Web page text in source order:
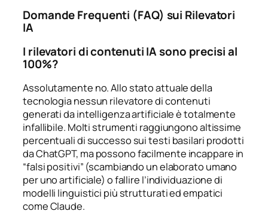
Domande Frequenti (FAQ) sui Rilevatori
IA
I rilevatori di contenuti IA sono precisi al
100%?
Assolutamente no. Allo stato attuale della
tecnologia nessun rilevatore di contenuti
generati da intelligenza artificiale è totalmente
infallibile. Molti strumenti raggiungono altissime
percentuali di successo sui testi basilari prodotti
da ChatGPT, ma possono facilmente incappare in
“falsi positivi” (scambiando un elaborato umano
per uno artificiale) o fallire l’individuazione di
modelli linguistici più strutturati ed empatici
come Claude.